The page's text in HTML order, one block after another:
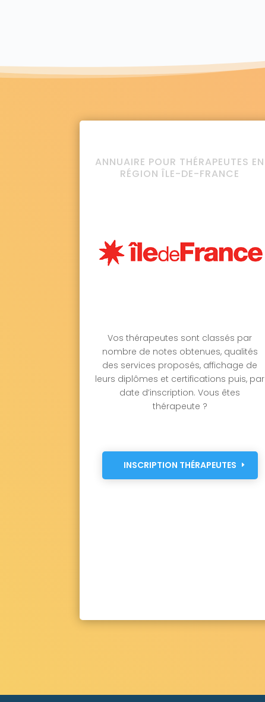
ANNUAIRE POUR THÉRAPEUTES EN
RÉGION ÎLE-DE-FRANCE
Vos thérapeutes sont classés par
nombre de notes obtenues, qualités
des services proposés, affichage de
leurs diplômes et certifications puis, par
date d’inscription. Vous êtes
thérapeute ?
INSCRIPTION THÉRAPEUTES